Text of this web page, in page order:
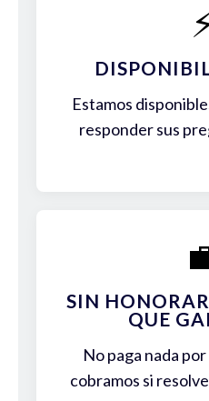
Estamos
responder sus
SIN
QUE
No paga nada
cobramos si